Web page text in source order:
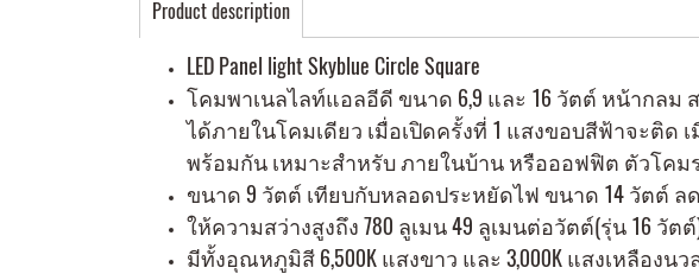
Product description
LED Panel light Skyblue Circle Square
โคมพาเนลไลท์แอลอีดี ขนาด 6,9 และ 16 วัตต์ หน้ากล
ได้ภายในโคมเดียว เมื่อเปิดครั้งที่ 1 แสงขอบสีฟ้าจะติด
พร้อมกัน เหมาะสำหรับ ภายในบ้าน หรือออฟฟิต ตัวโค
ขนาด 9 วัตต์ เทียบกับหลอดประหยัดไฟ ขนาด 14 วัตต์ ล
ให้ความสว่างสูงถึง 780 ลูเมน 49 ลูเมนต่อวัตต์(รุ่น 16 วัต
มีทั้งอุณหภูมิสี 6,500K แสงขาว และ 3,000K แสงเหลืองนว